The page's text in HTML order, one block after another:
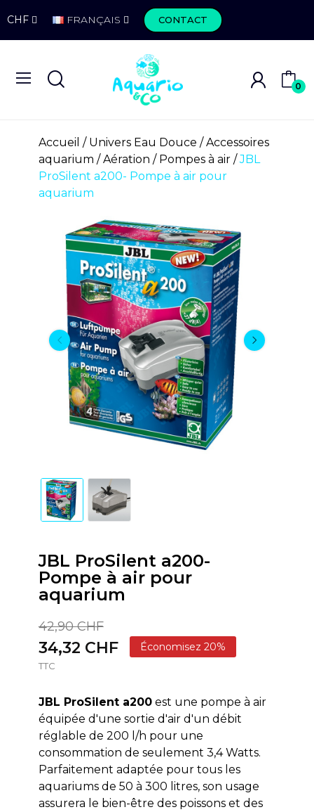
CHF FRANÇAIS CONTACT
0
Accueil Univers Eau Douce
Accessoires
aquarium
Aération Pompes à air
JBL
ProSilent a200- Pompe à air pour
aquarium
JBL ProSilent a200-
Pompe à air pour
aquarium
42,90 CHF
34,32 CHF Économisez 20%
TTC
JBL ProSilent a200est une pompe à air
équipée d'une sortie d'air d'un débit
réglable de 200 l/h pour une
consommation de seulement 3,4 Watts.
Parfaitement adaptée pour tous les
aquariums de 50 à 300 litres, son usage
assurera le bien-être des poissons et des